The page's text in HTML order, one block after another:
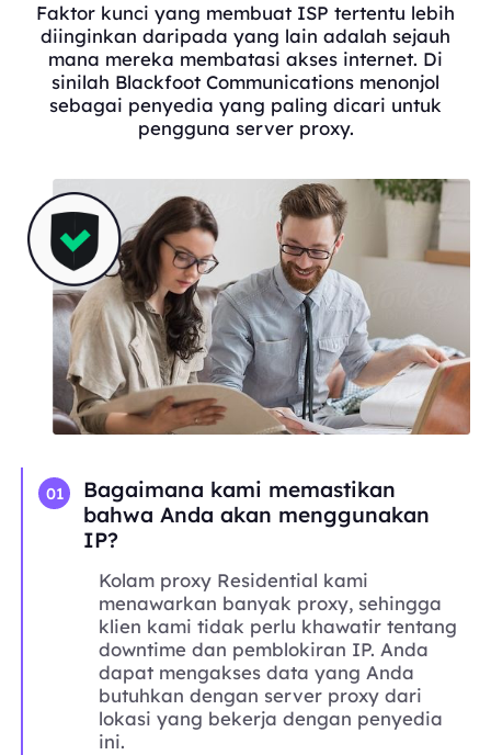
Faktor kunci yang membuat ISP tertentu lebih
diinginkan daripada yang lain adalah sejauh
mana mereka membatasi akses internet. Di
sinilah Blackfoot Communications menonjol
sebagai penyedia yang paling dicari untuk
pengguna server proxy.
01
Bagaimana kami memastikan
bahwa Anda akan menggunakan
IP?
Kolam proxy Residential kami
menawarkan banyak proxy, sehingga
klien kami tidak perlu khawatir tentang
downtime dan pemblokiran IP. Anda
dapat mengakses data yang Anda
butuhkan dengan server proxy dari
lokasi yang bekerja dengan penyedia
ini.